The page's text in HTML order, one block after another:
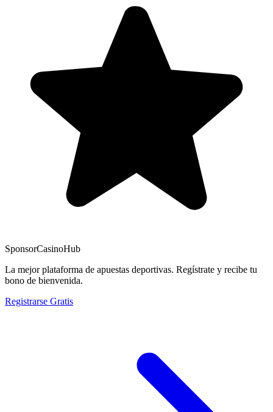
SponsorCasinoHub
La mejor plataforma de apuestas deportivas. Regístrate y recibe tu
bono de bienvenida.
Registrarse Gratis